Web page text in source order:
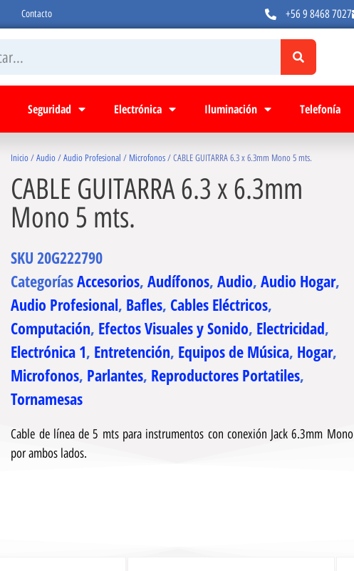
Contacto +56 9 8468 7027
Seguridad Electrónica Iluminación Telefonía
Inicio /Audio /Audio Profesional / Microfonos / CABLE GUITARRA 6.3 x 6.3mm Mono 5 mts.
CABLE GUITARRA 6.3 x 6.3mm
Mono 5 mts.
SKU20G222790
CategoríasAccesorios,Audífonos,Audio,Audio Hogar,
Audio Profesional, Bafles, Cables Eléctricos,
Computación, Efectos Visuales y Sonido, Electricidad,
Electrónica 1, Entretención, Equipos de Música, Hogar,
Microfonos, Parlantes, Reproductores Portatiles,
Tornamesas
Cable de línea de 5 mts para instrumentos con conexión Jack 6.3mm Mono
por ambos lados.